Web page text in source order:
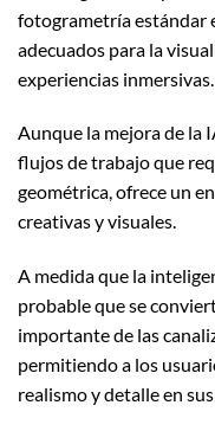
fotogrametría estándar
adecuados para la
experiencias inmersivas.
Aunque la mejora de la
flujos de trabajo que
geométrica, ofrece un
creativas y visuales.
A medida que la
probable que se
importante de las
permitiendo a los
realismo y detalle en